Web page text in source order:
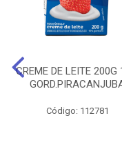
CREME DE LEITE 200G
Código: 112781